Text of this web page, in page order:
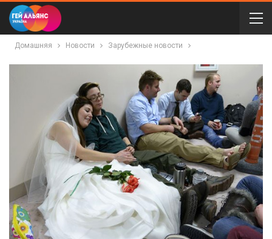
Домашняя Новости Зарубежные новости